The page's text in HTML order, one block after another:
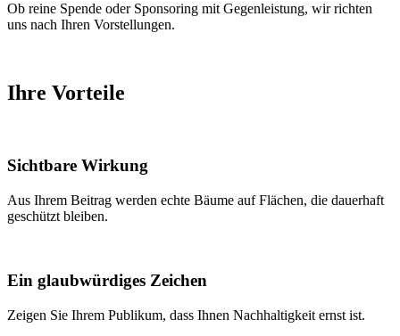
Ob reine Spende oder Sponsoring mit Gegenleistung, wir richten
uns nach Ihren Vorstellungen.
Ihre Vorteile
Sichtbare Wirkung
Aus Ihrem Beitrag werden echte Bäume auf Flächen, die dauerhaft
geschützt bleiben.
Ein glaubwürdiges Zeichen
Zeigen Sie Ihrem Publikum, dass Ihnen Nachhaltigkeit ernst ist.